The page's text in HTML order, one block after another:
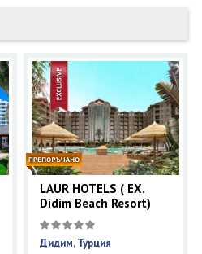
КОНТАКТИ
Запитване
LAUR HOTELS ( EX.
Didim Beach Resort)
Дидим, Турция